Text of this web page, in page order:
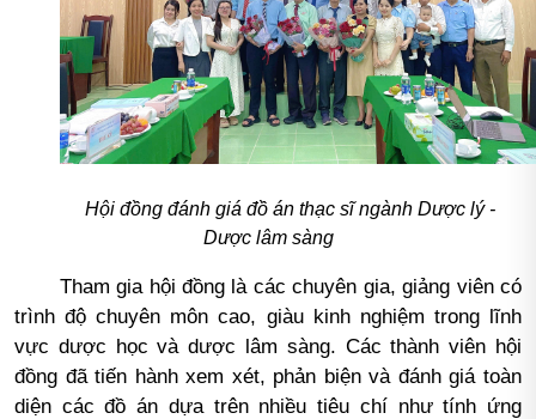
Hội đồng đánh giá đồ án thạc sĩ ngành Dược lý -
Dược lâm sàng
Tham gia hội đồng là các chuyên gia, giảng viên có
trình độ chuyên môn cao, giàu kinh nghiệm trong lĩnh
vực dược học và dược lâm sàng. Các thành viên hội
đồng đã tiến hành xem xét, phản biện và đánh giá toàn
diện các đồ án dựa trên nhiều tiêu chí như tính ứng